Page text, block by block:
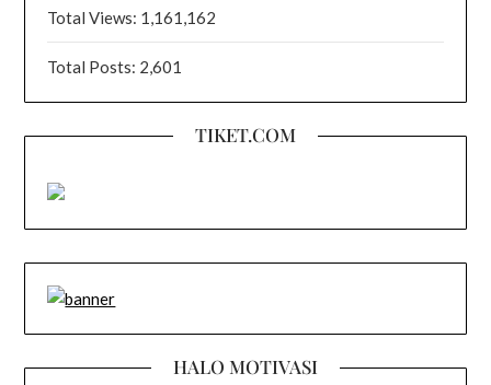
Total Views: 1,161,162
Total Posts: 2,601
TIKET.COM
HALO MOTIVASI